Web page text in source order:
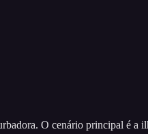
O cenário principal é a